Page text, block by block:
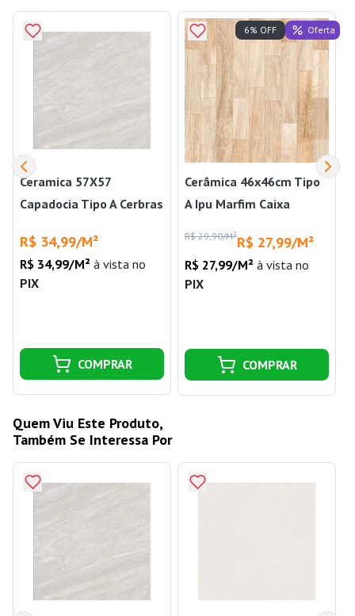
Ceramica 57X57
Capadocia Tipo A Cerbras
R$ 34,99/M²
R$ 34,99/M² à vista no
PIX
COMPRAR
Cerâmica 46x46cm Tipo
A Ipu Marfim Caixa
R$ 29,90/M²R$ 27,99/M²
R$ 27,99/M² à vista no
PIX
6% OFF Oferta
COMPRAR
Quem Viu Este Produto,
Também Se Interessa Por